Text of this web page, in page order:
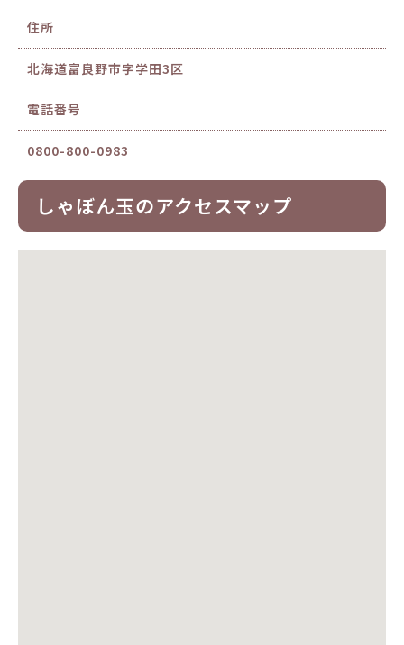
住所
北海道富良野市字学田3区
電話番号
0800-800-0983
しゃぼん玉のアクセスマップ